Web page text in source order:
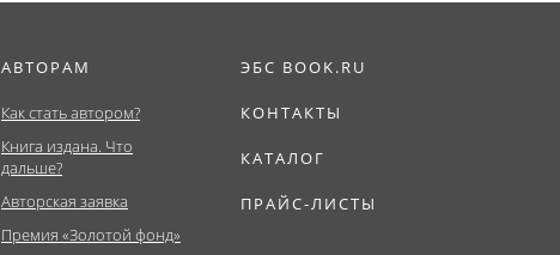
АВТОРАМ
Как стать автором?
Книга издана. Что
дальше?
Авторская заявка
Премия «Золотой фонд»
ЭБС BOOK.RU
КОНТАКТЫ
КАТАЛОГ
ПРАЙС-ЛИСТЫ